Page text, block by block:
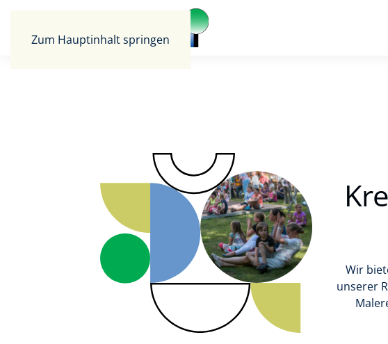
Zum Hauptinhalt springen
Wir
unserer